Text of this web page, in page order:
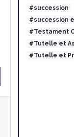
#succession
#succession
#Testament
#Tutelle et
#Tutelle et